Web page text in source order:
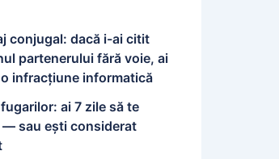
conjugal: dacă i-ai citit
partenerului fără voie, ai
infracțiune informatică
ai 7 zile să te
— sau ești considerat